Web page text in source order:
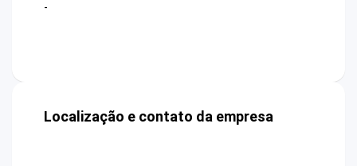
-
Localização e contato da empresa